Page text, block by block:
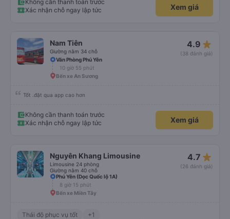
Không cần thanh toán trước
Xác nhận chỗ ngay lập tức
Xem giá
Nam Tiên
Giường nằm 34 chỗ
4.9 star_rate
(38 đánh giá)
Văn Phòng Phú Yên
10 giờ 55 phút
Bến xe An Sương
Tốt .đặt qua app cao hơn
Không cần thanh toán trước
Xác nhận chỗ ngay lập tức
Xem giá
Nguyên Khang Limousine
Limousine 24 phòng
Giường nằm 40 chỗ
4.7 star_rate
(26 đánh giá)
Phú Yên (Dọc Quốc lộ 1A)
8 giờ 15 phút
Bến xe Miền Tây
Thái độ phục vụ tốt +1